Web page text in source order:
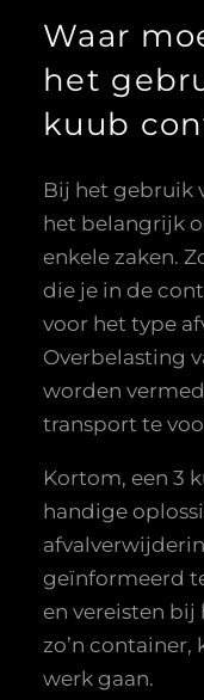
Waar
het
kuub
Bij het gebruik
het belangrijk
enkele zaken.
die je in de
voor het type
Overbelasting
worden
transport te
Kortom, een 3
handige
geïnformeerd
en vereisten bij
zo’n
werk gaan.